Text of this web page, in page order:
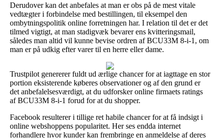
Derudover kan det anbefales at man er obs på de mest vitale
vedtægter i forbindelse med bestillingen, til eksempel den
ombytningspolitik online forretningen har. I relation til det er det
tilmed vigtigt, at man stadigvæk bevarer ens kvitteringsmail,
således man altid vil kunne bevise ordren af BCU33M 8-i-1, om
man er på udkig efter varer til en herre eller dame.
Trustpilot genererer fuldt ud ærlige chancer for at iagttage en stor
portion eksisterende køberes observationer og af den grund er
det anbefalelsesværdigt, at du udforsker online firmaets ratings
af BCU33M 8-i-1 forud for at du shopper.
Facebook resulterer i tillige ret habile chancer for at få indsigt i
online webshoppens popularitet. Her ses endda internet
forhandlere hvor kunder kan frembringe en anmeldelse af deres